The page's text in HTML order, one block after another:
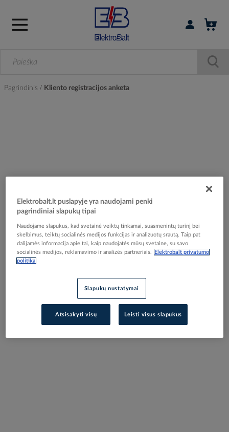
Prisijungti /
Pagrindinis Kliento registracijos anketa
Elektrobalt.lt puslapyje yra naudojami penki
pagrindiniai slapukų tipai
Naudojame slapukus, kad svetainė veiktų tinkamai, suasmenintų turinį bei
skelbimus, teiktų socialinės medijos funkcijas ir analizuotų srautą. Taip pat
dalijamės informacija apie tai, kaip naudojatės mūsų svetaine, su savo
socialinės medijos, reklamavimo ir analizės partneriais.
Elektrobalt privatumo
politika
Slapukų nustatymai
Atsisakyti visų Leisti visus slapukus